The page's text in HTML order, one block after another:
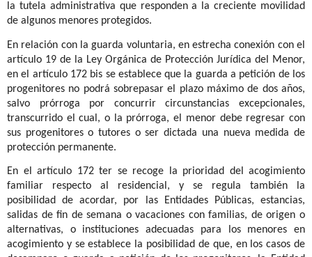
la tutela administrativa que responden a la creciente movilidad
de algunos menores protegidos.
En relación con la guarda voluntaria, en estrecha conexión con el
artículo 19 de la Ley Orgánica de Protección Jurídica del Menor,
en el artículo 172 bis se establece que la guarda a petición de los
progenitores no podrá sobrepasar el plazo máximo de dos años,
salvo prórroga por concurrir circunstancias excepcionales,
transcurrido el cual, o la prórroga, el menor debe regresar con
sus progenitores o tutores o ser dictada una nueva medida de
protección permanente.
En el artículo 172 ter se recoge la prioridad del acogimiento
familiar respecto al residencial, y se regula también la
posibilidad de acordar, por las Entidades Públicas, estancias,
salidas de fin de semana o vacaciones con familias, de origen o
alternativas, o instituciones adecuadas para los menores en
acogimiento y se establece la posibilidad de que, en los casos de